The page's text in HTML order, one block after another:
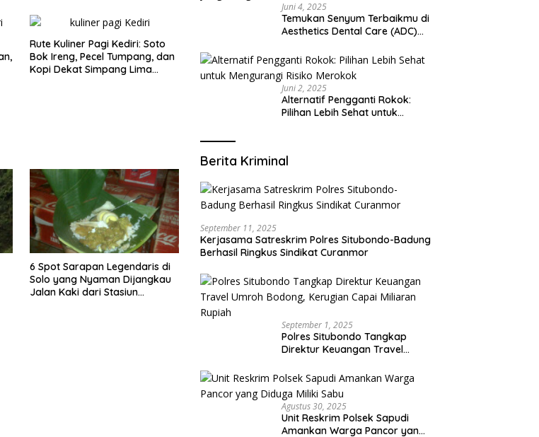
Rute Kuliner Pagi Kediri: Soto
Bok Ireng, Pecel Tumpang, dan
Kopi Dekat Simpang Lima
6 Spot Sarapan Legendaris di
Solo yang Nyaman Dijangkau
Jalan Kaki dari Stasiun
Juni 4, 2025
Temukan Senyum Terbaikmu di
Aesthetics Dental Care (ADC)
yang Mengerti Kebutuhanmu
Juni 2, 2025
Alternatif Pengganti Rokok:
Pilihan Lebih Sehat untuk
Berita Kriminal
September 11, 2025
Kerjasama Satreskrim Polres Situbondo-Badung
Berhasil Ringkus Sindikat Curanmor
September 1, 2025
Polres Situbondo Tangkap
Direktur Keuangan Travel
Capai Miliaran Rupiah
Agustus 30, 2025
Unit Reskrim Polsek Sapudi
Amankan Warga Pancor yang